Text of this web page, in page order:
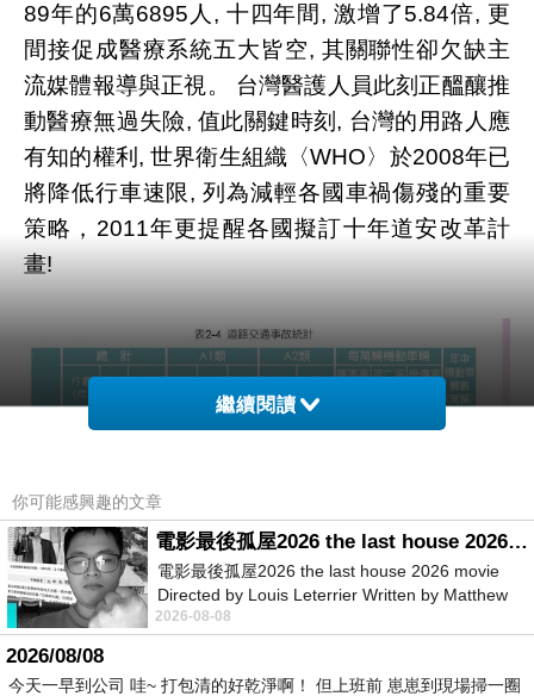
89年的6萬6895人, 十四年間, 激增了5.84倍, 更
間接促成醫療系統五大皆空, 其關聯性卻欠缺主
流媒體報導與正視。
台灣醫護人員此刻正醞釀推
動醫療無過失險, 值此關鍵時刻, 台灣的用路人應
有知的權利, 世界衛生組織〈WHO〉於2008年已
將降低行車速限, 列為減輕各國車禍傷殘的重要
策略，2011年更提醒各國擬訂十年道安改革計
畫!
繼續閱讀
你可能感興趣的文章
電影最後孤屋2026 the last house 2026 movie
電影最後孤屋2026 the last house 2026 movie
Directed by Louis Leterrier Written by Matthew
Robinson Starring Greta Lee Wa
2026-08-08
2026/08/08
今天一早到公司 哇~ 打包清的好乾淨啊！ 但上班前 崽崽到現場掃一圈